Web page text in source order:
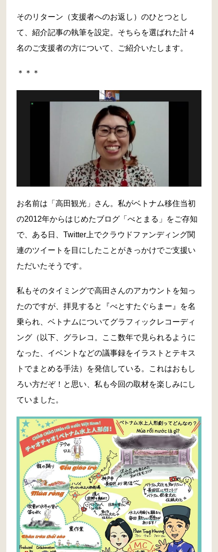
そのリターン（支援者へのお返し）のひとつとし
て、紹介記事の執筆を設定。そちらを選ばれた計４
名のご支援者の方について、ご紹介いたします。
＊＊＊
お名前は「高田観光」さん。私がベトナム移住当初
の2012年からはじめたブログ「べとまる」をご存知
で、ある日、Twitter上でクラウドファンディング関
連のツイートを目にしたことがきっかけでご支援い
ただいたそうです。
私もそのタイミングで高田さんのアカウントを知っ
たのですが、拝見すると『べとすたぐらまー』を名
乗られ、ベトナムについてグラフィックレコーディ
ング（以下、グラレコ。ここ数年で見られるように
なった、イベントなどの議事録をイラストとテキス
トでまとめる手法）を発信している。これはおもし
ろい方だぞ！と思い、私も今回の取材を楽しみにし
ていました。